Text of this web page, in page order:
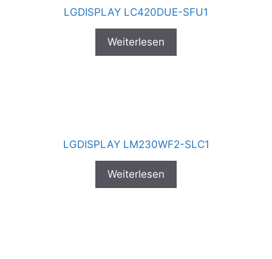
LGDISPLAY LC420DUE-SFU1
Weiterlesen
LGDISPLAY LM230WF2-SLC1
Weiterlesen